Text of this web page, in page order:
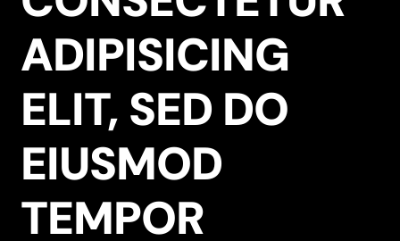
ADIPISICING
ELIT, SED DO
EIUSMOD
TEMPOR